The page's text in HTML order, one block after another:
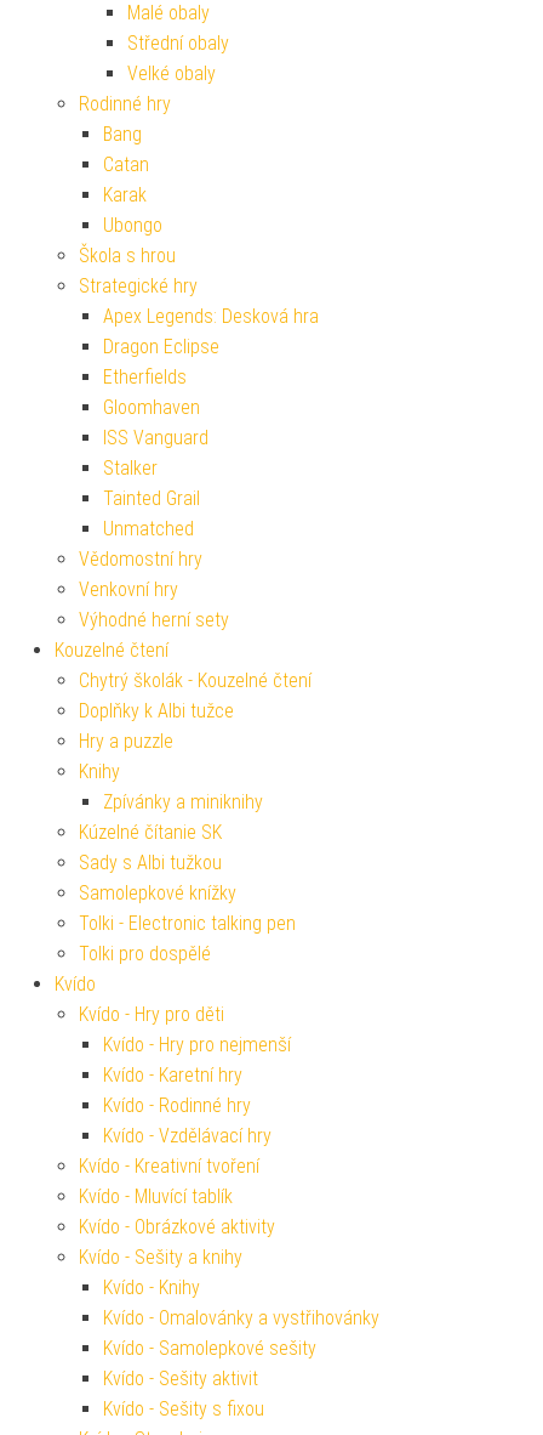
Malé obaly
Střední obaly
Velké obaly
Rodinné hry
Bang
Catan
Karak
Ubongo
Škola s hrou
Strategické hry
Apex Legends: Desková hra
Dragon Eclipse
Etherfields
Gloomhaven
ISS Vanguard
Stalker
Tainted Grail
Unmatched
Vědomostní hry
Venkovní hry
Výhodné herní sety
Kouzelné čtení
Chytrý školák - Kouzelné čtení
Doplňky k Albi tužce
Hry a puzzle
Knihy
Zpívánky a miniknihy
Kúzelné čítanie SK
Sady s Albi tužkou
Samolepkové knížky
Tolki - Electronic talking pen
Tolki pro dospělé
Kvído
Kvído - Hry pro děti
Kvído - Hry pro nejmenší
Kvído - Karetní hry
Kvído - Rodinné hry
Kvído - Vzdělávací hry
Kvído - Kreativní tvoření
Kvído - Mluvící tablík
Kvído - Obrázkové aktivity
Kvído - Sešity a knihy
Kvído - Knihy
Kvído - Omalovánky a vystřihovánky
Kvído - Samolepkové sešity
Kvído - Sešity aktivit
Kvído - Sešity s fixou